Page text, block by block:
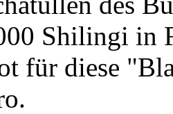
Shilingi in
für diese